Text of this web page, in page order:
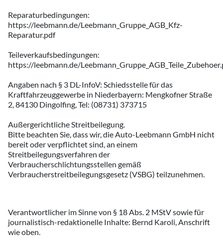
Reparaturbedingungen:
https://leebmann.de/Leebmann_Gruppe_AGB_Kfz-
Reparatur.pdf
Teileverkaufsbedingungen:
https://leebmann.de/
Angaben nach § 3 DL-InfoV: Schiedsstelle für das
Kraftfahrzeuggewerbe in Niederbayern: Mengkofner Straße
2, 84130 Dingolfing, Tel: (08731) 373715
Außergerichtliche Streitbeilegung.
Bitte beachten Sie, dass wir, die Auto-Leebmann GmbH nicht
bereit oder verpflichtet sind, an einem
Streitbeilegungsverfahren der
Verbraucherschlichtungsstellen gemäß
Verbraucherstreitbeilegungsgesetz (VSBG) teilzunehmen.
Verantwortlicher im Sinne von § 18 Abs. 2 MStV sowie für
journalistisch-redaktionelle Inhalte: Bernd Karoli, Anschrift
wie oben.